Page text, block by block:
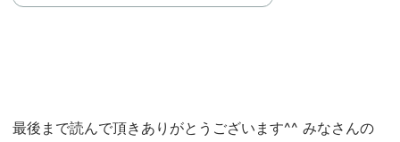
最後まで読んで頂きありがとうございます^^ みなさんの